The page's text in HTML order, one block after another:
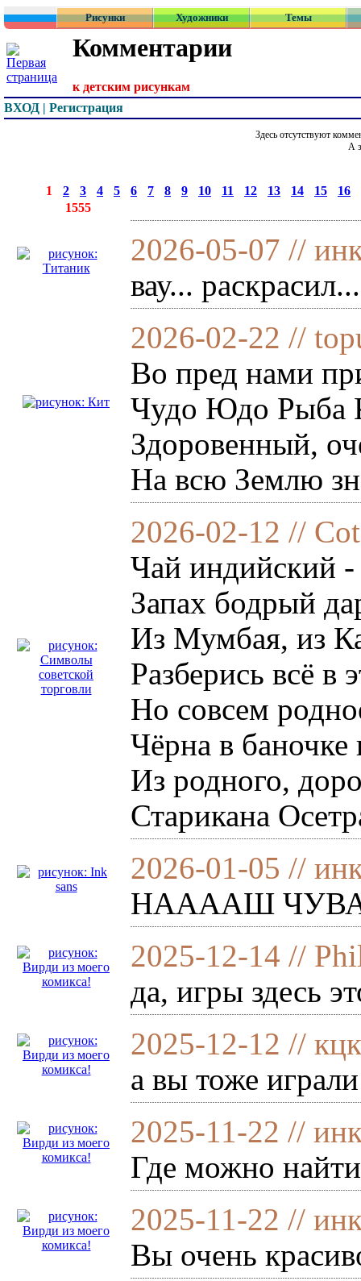
Рисунки Художники Темы
Комментарии
к детским рисункам
ВХОД | Регистрация
Здесь отсутствуют
А
1 2 3 4 5 6 7 8 9 10 11 12 13 14 15 16
1555
2026-05-07 //
вау...
2026-02-22 //
Во пред нами
Чудо Юдо Рыба
Здоровенный,
На всю Землю
2026-02-12 //
Чай индийский -
Запах бодрый
Из Мумбая, из
Разберись всё в
Но совсем
Чёрна в баночке
Из родного,
Старикана
2026-01-05 //
НААААШ
2025-12-14 //
да, игры здесь
2025-12-12 //
а вы тоже
2025-11-22 //
Где можно
2025-11-22 //
Вы очень